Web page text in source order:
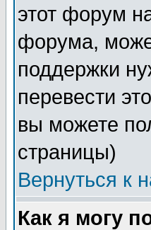
этот форум
форума,
поддержки
перевести
вы можете
страницы)
Вернуться к
Как я могу